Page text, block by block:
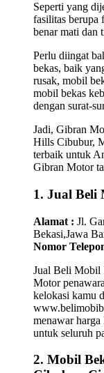
Seperti yang
fasilitas berupa
benar mati dan
Perlu diingat
bekas, baik
rusak, mobil
mobil bekas
dengan surat-
Jadi, Gibran
Hills Cibubur,
terbaik untuk
Gibran Motor
1. Jual Beli
Alamat : Jl.
Bekasi,Jawa
Nomor
Jual Beli Mobil
Motor
kelokasi kamu
menawar
untuk seluruh
2. Mobil